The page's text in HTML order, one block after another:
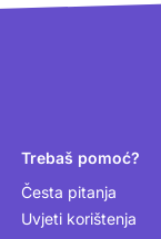
Trebaš pomoć?
Česta pitanja
Uvjeti korištenja